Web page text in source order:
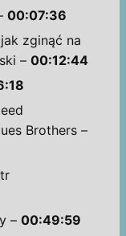
00:07:36
zginąć na
– 00:12:44
Brothers –
– 00:49:59